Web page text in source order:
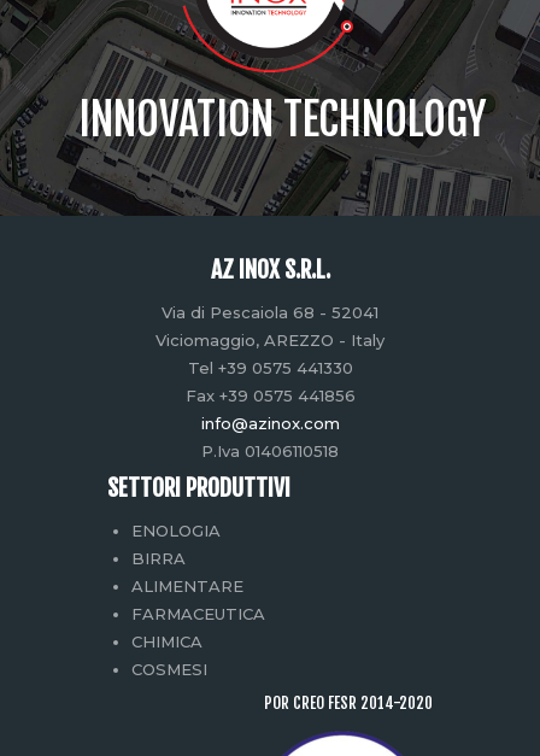
INNOVATION TECHNOLOGY
AZ INOX S.R.L.
Via di Pescaiola 68 - 52041
Viciomaggio, AREZZO - Italy
Tel +39 0575 441330
Fax +39 0575 441856
info@azinox.com
P.Iva 01406110518
SETTORI PRODUTTIVI
ENOLOGIA
BIRRA
ALIMENTARE
FARMACEUTICA
CHIMICA
COSMESI
POR CREO FESR 2014-2020